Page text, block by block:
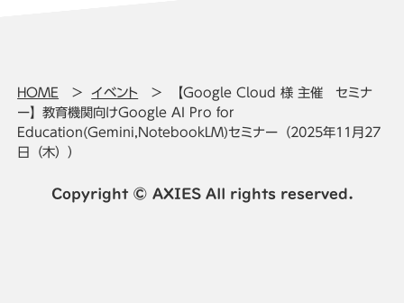
HOME イベント
【Google Cloud 様 主催 セミナ
ー】教育機関向けGoogle AI Pro for
Education(Gemini,NotebookLM)セミナー（2025年11月27
日（木））
Copyright © AXIES All rights reserved.